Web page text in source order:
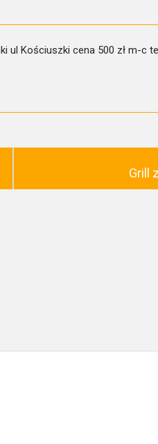
ul Kościuszki cena 500 zł m-c
Grill